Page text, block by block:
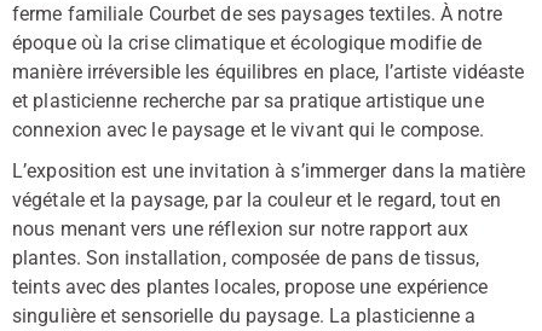
ferme familiale Courbet de ses paysages textiles. À notre
époque où la crise climatique et écologique modifie de
manière irréversible les équilibres en place, l’artiste vidéaste
et plasticienne recherche par sa pratique artistique une
connexion avec le paysage et le vivant qui le compose.
L’exposition est une invitation à s’immerger dans la matière
végétale et la paysage, par la couleur et le regard, tout en
nous menant vers une réflexion sur notre rapport aux
plantes. Son installation, composée de pans de tissus,
teints avec des plantes locales, propose une expérience
singulière et sensorielle du paysage. La plasticienne a